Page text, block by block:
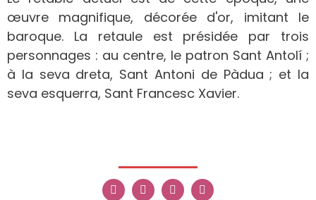
œuvre magnifique, décorée d'or, imitant le
baroque. La retaule est présidée par trois
personnages : au centre, le patron Sant Antolí ;
à la seva dreta, Sant Antoni de Pàdua ; et la
seva esquerra, Sant Francesc Xavier.